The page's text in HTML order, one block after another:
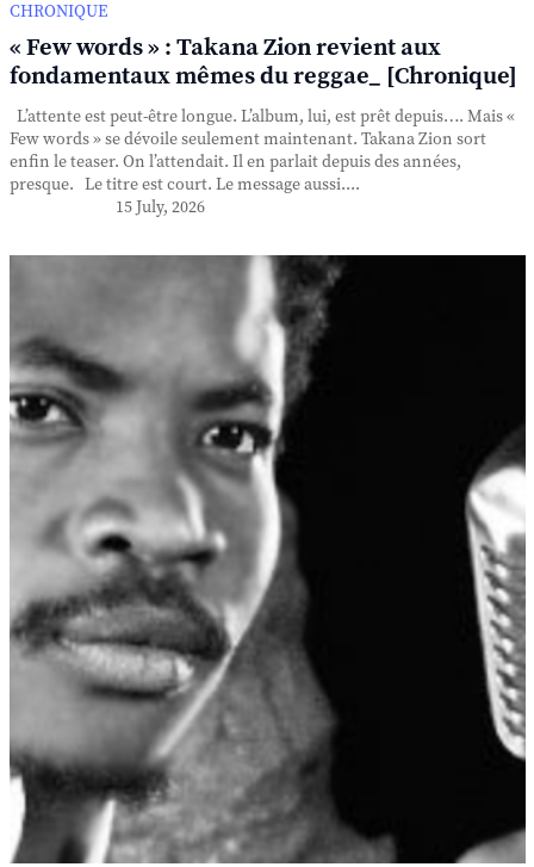
CHRONIQUE
« Few words » : Takana Zion revient aux
fondamentaux mêmes du reggae_ [Chronique]
L’attente est peut-être longue. L’album, lui, est prêt depuis…. Mais «
Few words » se dévoile seulement maintenant. Takana Zion sort
enfin le teaser. On l’attendait. Il en parlait depuis des années,
presque. Le titre est court. Le message aussi....
15 July, 2026